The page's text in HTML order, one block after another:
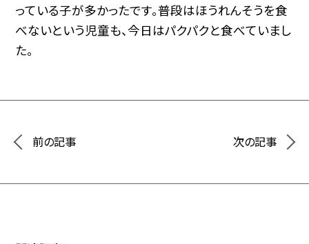
っている子が多かったです。普段はほうれんそうを食
べないという児童も、今日はパクパクと食べていまし
た。
前の記事 次の記事